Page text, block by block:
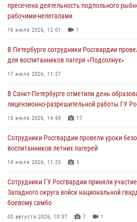
Западного округа войск национальной
боевому самбо
03 августа 2026, 10:07
В Ленобласти сотрудники ОМОН
полиции в проведении профилактического
03 августа 2026, 09:16
В Петербурге сотрудники Росгвардии
День Воздушно-десантных войск
02 августа 2026, 19:30 10
Сотрудники Росгвардии на Пушкинской
граждан, подозреваемых в попытке
центре города
пресечена деятельность подпольного
рабочими-нелегалами
16 июля 2026, 12:01 1
В Петербурге сотрудники Росгвардии
для воспитанников лагеря «Подсолнух»
17 июля 2026, 11:27
В Санкт-Петербурге отметили день
лицензионно-разрешительной работы ГУ
15 июля 2026, 14:59 17
Сотрудники Росгвардии провели уроки
воспитанников летних лагерей
14 июля 2026, 11:25 5
Сотрудники ГУ Росгвардии приняли
Западного округа войск национальной
боевому самбо
03 августа 2026, 10:07 7 1